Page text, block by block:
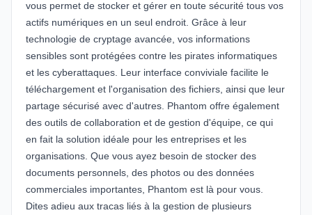
vous permet de stocker et gérer en toute sécurité tous vos
actifs numériques en un seul endroit. Grâce à leur
technologie de cryptage avancée, vos informations
sensibles sont protégées contre les pirates informatiques
et les cyberattaques. Leur interface conviviale facilite le
téléchargement et l'organisation des fichiers, ainsi que leur
partage sécurisé avec d'autres. Phantom offre également
des outils de collaboration et de gestion d'équipe, ce qui
en fait la solution idéale pour les entreprises et les
organisations. Que vous ayez besoin de stocker des
documents personnels, des photos ou des données
commerciales importantes, Phantom est là pour vous.
Dites adieu aux tracas liés à la gestion de plusieurs